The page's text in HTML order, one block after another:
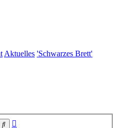
Aktuelles 'Schwarzes Brett'
Suche